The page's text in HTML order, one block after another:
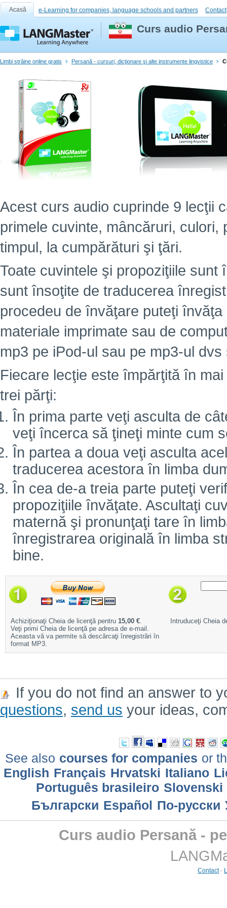
Acasă e-Learning for companies, language schools and partners Contact
Curs audio
Limbi străine online gratis Persană - cursuri, dicţionare şi alte instrumente lingvistice
Acest curs audio cuprinde 9 lecţii
primele cuvinte, mâncăruri,
timpul, la cumpărături şi ţări.
Toate cuvintele şi propoziţiile
sunt însoţite de traducerea
procedeu de învăţare puteţi
materiale imprimate sau de
mp3 pe iPod-ul sau pe mp3-ul
Fiecare lecţie este împărţită în
trei părţi:
În prima parte veţi asculta de
veţi încerca să ţineţi minte cum
În partea a doua veţi asculta
traducerea acestora în limba
În cea de-a treia parte puteţi
propoziţiile învăţate. Ascultaţi
maternă şi pronunţaţi tare în
înregistrarea originală în limba
bine.
Achiziţionaţi Cheia de licenţă pentru 15,00 €.
Veţi primi Cheia de licenţă pe adresa de e-mail.
Aceasta vă va permite să descărcaţi înregistrări în
format MP3.
Intruduceţi Cheia
If you do not find an answer to
questions, send us your ideas,
See also courses for companies or
English Français Hrvatski Italiano
Português brasileiro Slovenski
Български Еspañol По-русски
Curs audio Persană -
Contact-